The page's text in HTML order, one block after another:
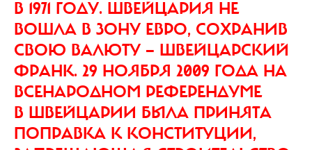
В 1971 ГОДУ. ШВЕЙЦАРИЯ НЕ
ВОШЛА В ЗОНУ ЕВРО, СОХРАНИВ
СВОЮ ВАЛЮТУ — ШВЕЙЦАРСКИЙ
ФРАНК. 29 НОЯБРЯ 2009 ГОДА НА
ВСЕНАРОДНОМ РЕФЕРЕНДУМЕ
В ШВЕЙЦАРИИ БЫЛА ПРИНЯТА
ПОПРАВКА К КОНСТИТУЦИИ,